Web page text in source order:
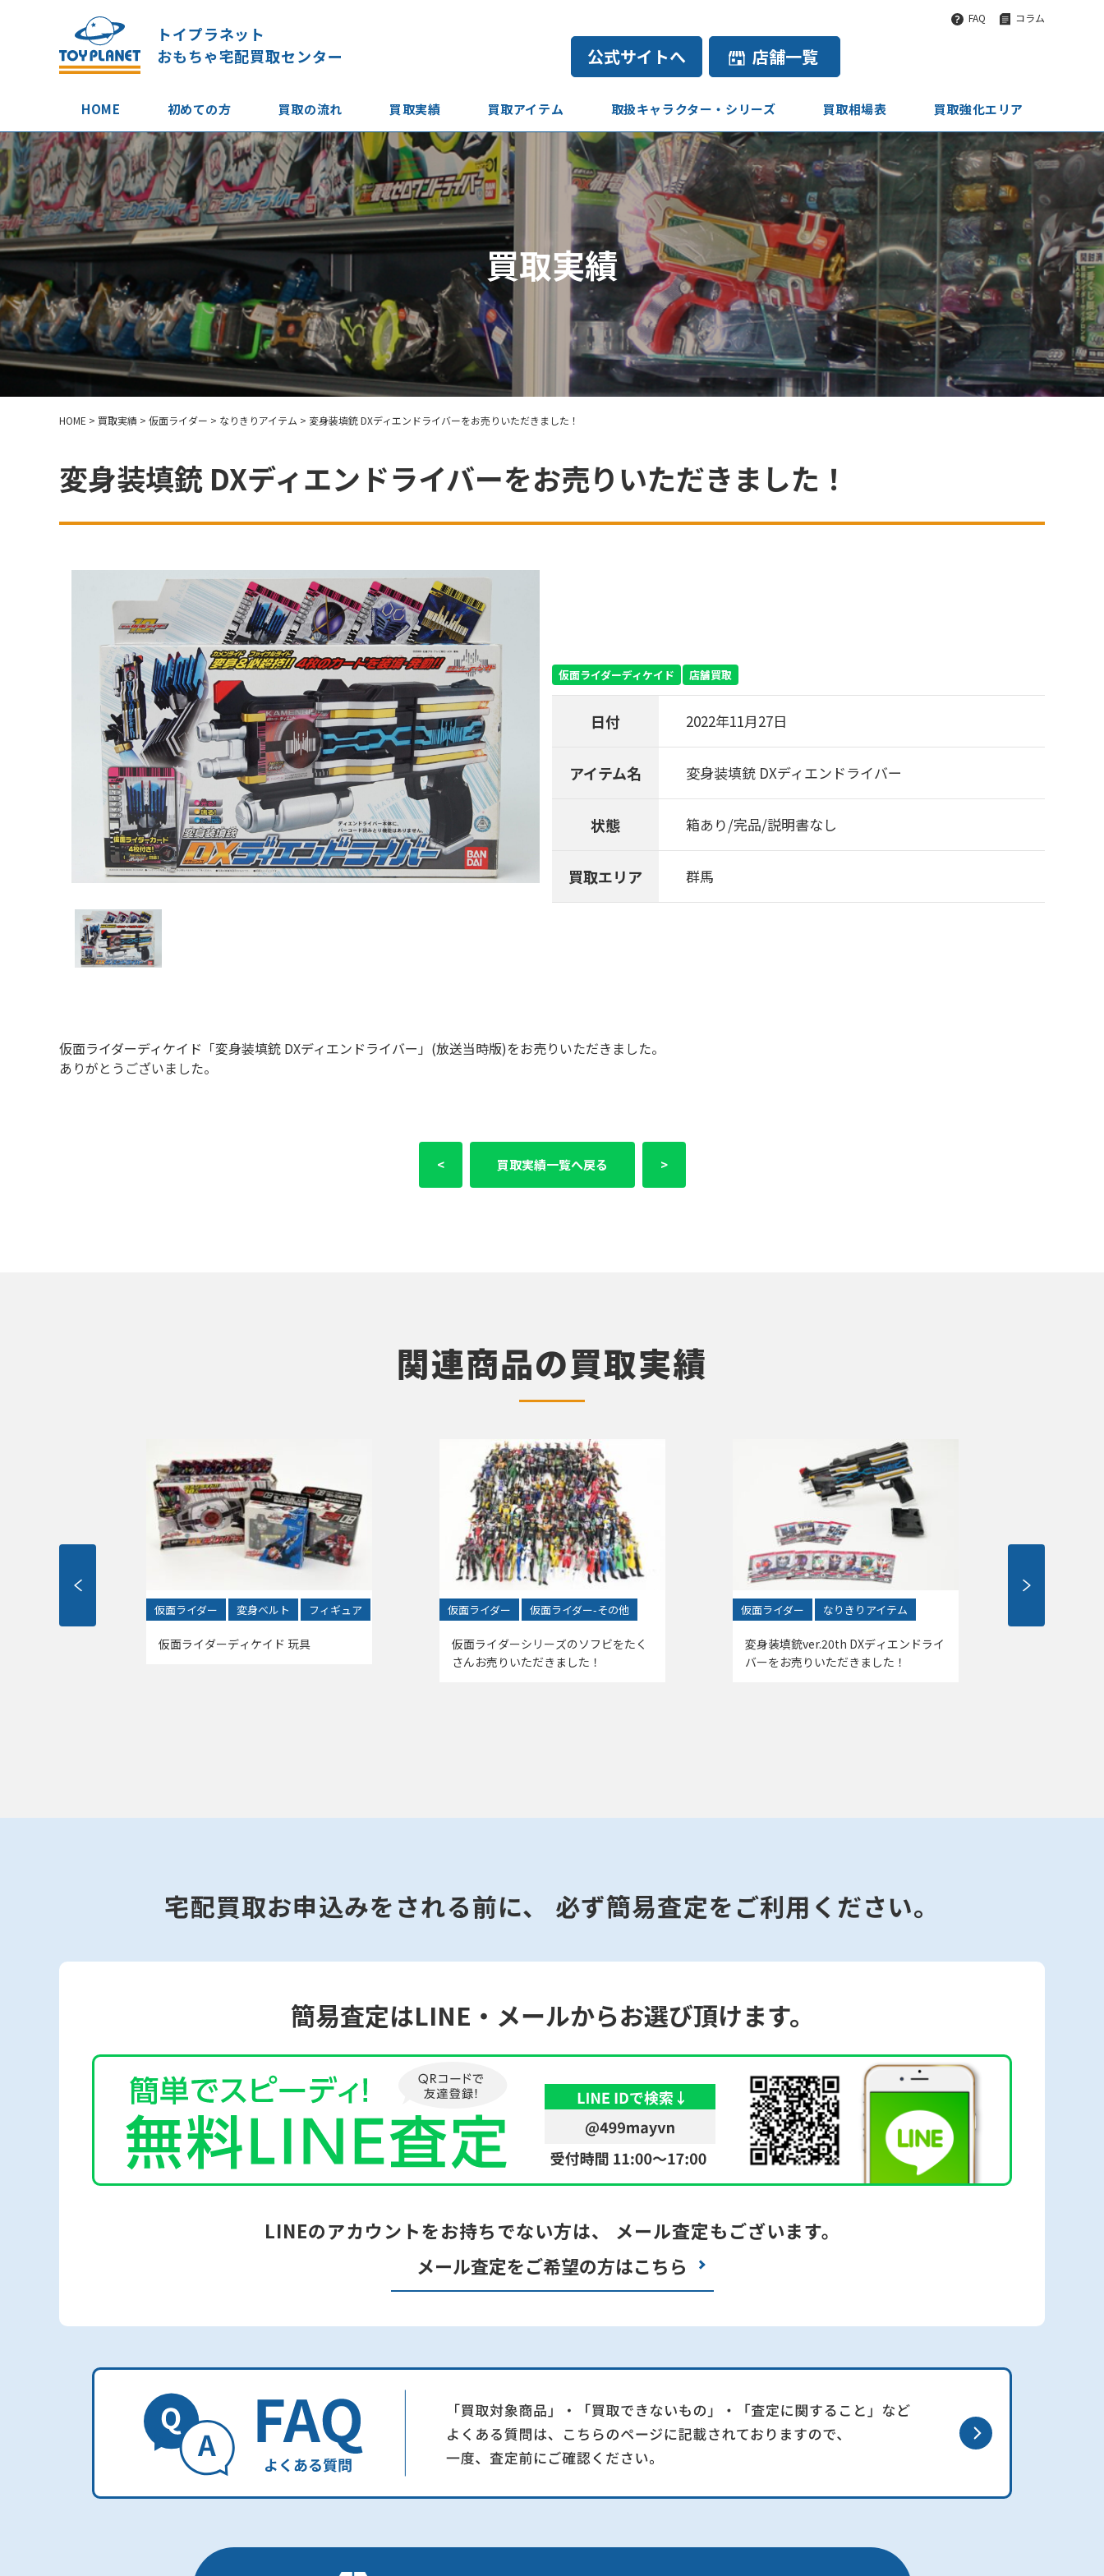
トイプラネット
おもちゃ宅配買取センター
FAQ コラム
公式サイトへ 店舗一覧
HOME 初めての方 買取の流れ 買取実績 買取アイテム 取扱キャラクター・シリーズ 買取相場表 買取強化エリア
買取実績
HOME > 買取実績 > 仮面ライダー > なりきりアイテム > 変身装填銃 DXディエンドライバーをお売りいただきました！
変身装填銃 DXディエンドライバーをお売りいただきました！
仮面ライダーディケイド 店舗買取
日付 2022年11月27日
アイテム名 変身装填銃 DXディエンドライバー
状態 箱あり/完品/説明書なし
買取エリア 群馬
仮面ライダーディケイド「変身装填銃 DXディエンドライバー」(放送当時版)をお売りいただきました。
ありがとうございました。
< 買取実績一覧へ戻る >
関連商品の買取実績
仮面ライダー 変身ベルト フィギュア
仮面ライダーディケイド 玩具
仮面ライダー 仮面ライダー-その他
仮面ライダーシリーズのソフビをたく
さんお売りいただきました！
仮面ライダー なりきりアイテム
変身装填銃ver.20th DXディエンドライ
バーをお売りいただきました！
宅配買取お申込みをされる前に、 必ず簡易査定をご利用ください。
簡易査定はLINE・メールからお選び頂けます。
LINEのアカウントをお持ちでない方は、
メール査定もございます。
メール査定をご希望の方はこちら